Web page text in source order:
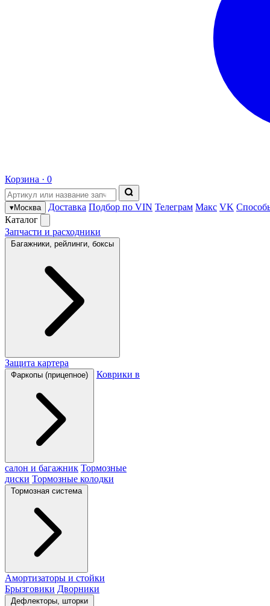
Корзина · 0
▾Москва Доставка Подбор по VIN Телеграм Макс VK
Каталог
Запчасти и расходники
Багажники, рейлинги, боксы
Защита картера
Фаркопы (прицепное) Коврики в
салон и багажник Тормозные
диски Тормозные колодки
Тормозная система
Амортизаторы и стойки
Брызговики Дворники
Дефлекторы, шторки